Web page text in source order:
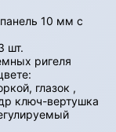
10 мм с
шт.
ригеля
глазок ,
ключ-вертушка